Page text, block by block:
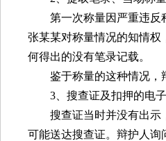
第一次称量因严重违反
张某某对称量情况的知情
何得出的没有笔录记载。
鉴于称量的这种情况，
3 、搜查证及扣押的电
搜查证当时并没有出示
可能送达搜查证。辩护人询